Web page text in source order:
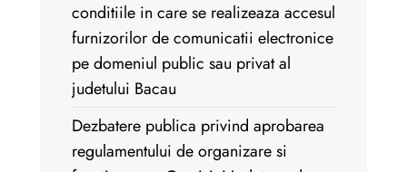
conditiile in care se realizeaza accesul
furnizorilor de comunicatii electronice
pe domeniul public sau privat al
judetului Bacau
Dezbatere publica privind aprobarea
regulamentului de organizare si